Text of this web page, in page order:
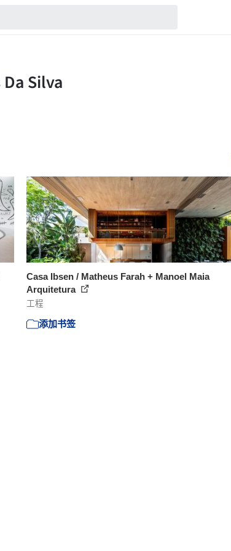
Casa Ibsen / Matheus Farah + Manoel Maia
Arquitetura
工程
添加书签